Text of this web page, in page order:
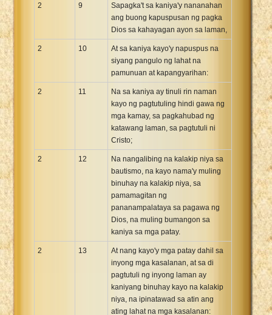
2 9
Sapagka't sa kaniya'y nananahan
ang buong kapuspusan ng pagka
Dios sa kahayagan ayon sa laman,
2 10
At sa kaniya kayo'y napuspus na
siyang pangulo ng lahat na
pamunuan at kapangyarihan:
2 11
Na sa kaniya ay tinuli rin naman
kayo ng pagtutuling hindi gawa ng
mga kamay, sa pagkahubad ng
katawang laman, sa pagtutuli ni
Cristo;
2 12
Na nangalibing na kalakip niya sa
bautismo, na kayo nama'y muling
binuhay na kalakip niya, sa
pamamagitan ng
pananampalataya sa pagawa ng
Dios, na muling bumangon sa
kaniya sa mga patay.
2 13
At nang kayo'y mga patay dahil sa
inyong mga kasalanan, at sa di
pagtutuli ng inyong laman ay
kaniyang binuhay kayo na kalakip
niya, na ipinatawad sa atin ang
ating lahat na mga kasalanan: